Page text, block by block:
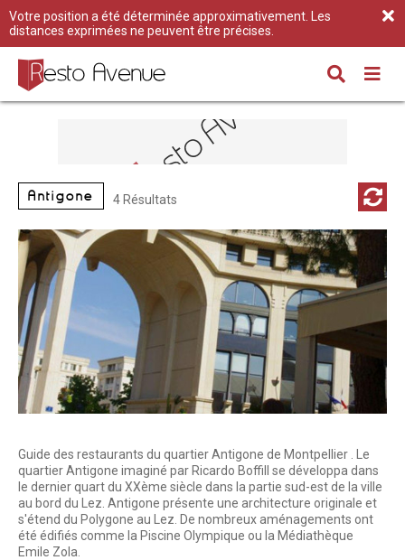
Votre position a été déterminée approximativement. Les
distances exprimées ne peuvent être précises.
Antigone 4 Résultats
Guide des restaurants du quartier Antigone de Montpellier . Le
quartier Antigone imaginé par Ricardo Boffill se développa dans
le dernier quart du XXème siècle dans la partie sud-est de la ville
au bord du Lez. Antigone présente une architecture originale et
s'étend du Polygone au Lez. De nombreux aménagements ont
été édifiés comme la Piscine Olympique ou la Médiathèque
Emile Zola.